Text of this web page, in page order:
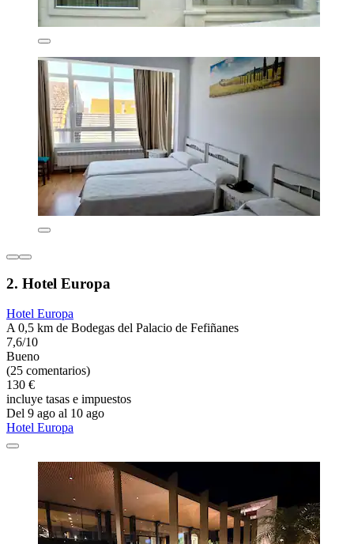
2. Hotel Europa
Hotel Europa
A 0,5 km de Bodegas del Palacio de Fefiñanes
7,6/10
Bueno
(25 comentarios)
130 €
incluye tasas e impuestos
Del 9 ago al 10 ago
Hotel Europa